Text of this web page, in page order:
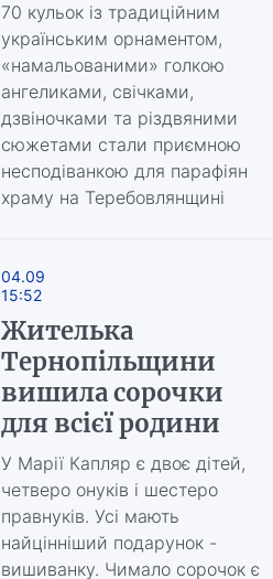
70 кульок із традиційним
українським орнаментом,
«намальованими» голкою
ангеликами, свічками,
дзвіночками та різдвяними
сюжетами стали приємною
несподіванкою для парафіян
храму на Теребовлянщині
04.09
15:52
Жителька
Тернопільщини
вишила сорочки
для всієї родини
У Марії Капляр є двоє дітей,
четверо онуків і шестеро
правнуків. Усі мають
найцінніший подарунок -
вишиванку. Чимало сорочок є